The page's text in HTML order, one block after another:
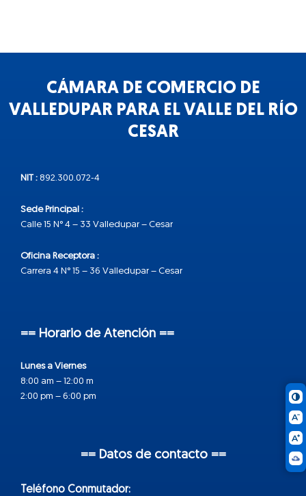
CÁMARA DE COMERCIO DE
VALLEDUPAR PARA EL VALLE DEL RÍO
CESAR
NIT : 892.300.072-4
Sede Principal :
Calle 15 N° 4 – 33 Valledupar – Cesar
Oficina Receptora :
Carrera 4 N° 15 – 36 Valledupar – Cesar
== Horario de Atención ==
Lunes a Viernes
8:00 am – 12:00 m
2:00 pm – 6:00 pm
== Datos de contacto ==
Teléfono Conmutador: